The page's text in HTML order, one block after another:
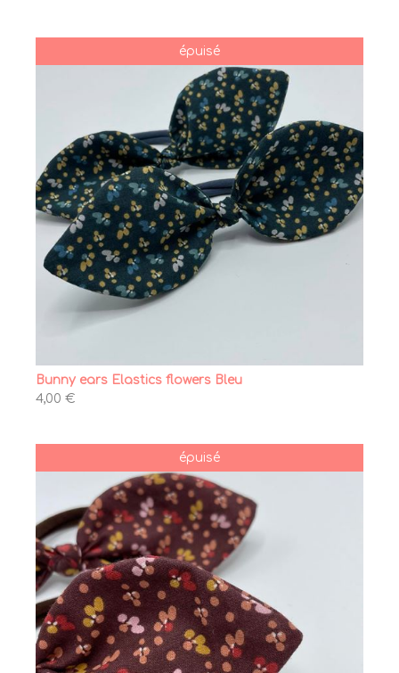
épuisé
Bunny ears Elastics flowers Bleu
4,00 €
épuisé